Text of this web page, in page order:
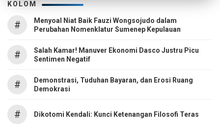
KOLOM
#
Menyoal Niat Baik Fauzi Wongsojudo dalam
Perubahan Nomenklatur Sumenep Kepulauan
#
Salah Kamar! Manuver Ekonomi Dasco Justru Picu
Sentimen Negatif
#
Demonstrasi, Tuduhan Bayaran, dan Erosi Ruang
Demokrasi
# Dikotomi Kendali: Kunci Ketenangan Filosofi Teras